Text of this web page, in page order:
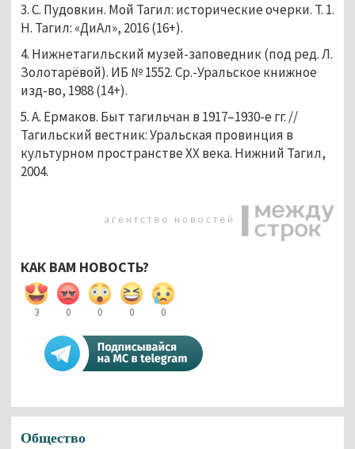
3. С. Пудовкин. Мой Тагил: исторические очерки. Т. 1.
Н. Тагил: «ДиАл», 2016 (16+).
4. Нижнетагильский музей-заповедник (под ред. Л.
Золотарёвой). ИБ № 1552. Ср.-Уральское книжное
изд-во, 1988 (14+).
5. А. Ермаков. Быт тагильчан в 1917–1930-е гг. //
Тагильский вестник: Уральская провинция в
культурном пространстве XX века. Нижний Тагил,
2004.
КАК ВАМ НОВОСТЬ?
3 0 0 0 0
Общество